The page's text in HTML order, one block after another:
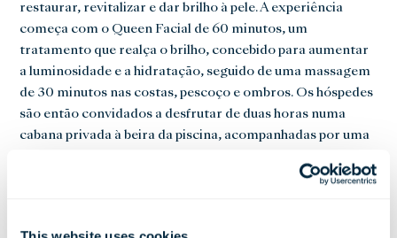
restaurar, revitalizar e dar brilho à pele. A experiência
começa com o Queen Facial de 60 minutos, um
tratamento que realça o brilho, concebido para aumentar
a luminosidade e a hidratação, seguido de uma massagem
de 30 minutos nas costas, pescoço e ombros. Os hóspedes
são então convidados a desfrutar de duas horas numa
cabana privada à beira da piscina, acompanhadas por uma